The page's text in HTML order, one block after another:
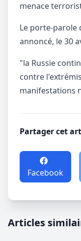
menace
Le porte-parole
annoncé, le 30
"la Russie
contre
manifestations
Partager cet
Facebook
Articles